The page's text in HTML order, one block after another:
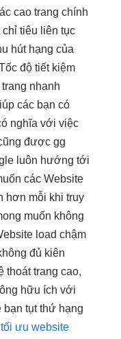
cao trang chính
chỉ tiêu liên tục
húthạng của
độ tiết kiệm
trang nhanh
các bạn có
nghĩa với việc
được gg
luôn hướng tới
các Website
hơn mỗi khi truy
muốn không
load chậm
đủ kiên
thoát trang cao,
hữu ích với
bạn tụt thứ hạng
tối ưu website